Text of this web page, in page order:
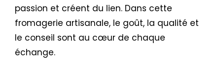
passion et créent du lien. Dans cette
fromagerie artisanale, le goût, la qualité et
le conseil sont au cœur de chaque
échange.